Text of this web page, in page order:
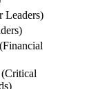
Leaders)